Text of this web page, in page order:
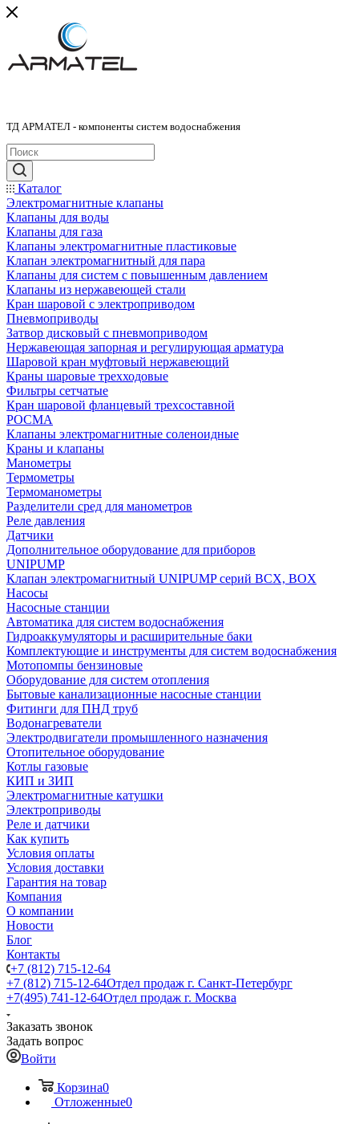
ТД АРМАТЕЛ - компоненты систем водоснабжения
Каталог
Электромагнитные клапаны
Клапаны для воды
Клапаны для газа
Клапаны электромагнитные пластиковые
Клапан электромагнитный для пара
Клапаны для систем с повышенным давлением
Клапаны из нержавеющей стали
Кран шаровой с электроприводом
Пневмоприводы
Затвор дисковый с пневмоприводом
Нержавеющая запорная и регулирующая арматура
Шаровой кран муфтовый нержавеющий
Краны шаровые трехходовые
Фильтры сетчатые
Кран шаровой фланцевый трехсоставной
РОСМА
Клапаны электромагнитные соленоидные
Краны и клапаны
Манометры
Термометры
Термоманометры
Разделители сред для манометров
Реле давления
Датчики
Дополнительное оборудование для приборов
UNIPUMP
Клапан электромагнитный UNIPUMP серий BCX, BOX
Насосы
Насосные станции
Автоматика для систем водоснабжения
Гидроаккумуляторы и расширительные баки
Комплектующие и инструменты для систем водоснабжения
Мотопомпы бензиновые
Оборудование для систем отопления
Бытовые канализационные насосные станции
Фитинги для ПНД труб
Водонагреватели
Электродвигатели промышленного назначения
Отопительное оборудование
Котлы газовые
КИП и ЗИП
Электромагнитные катушки
Электроприводы
Реле и датчики
Как купить
Условия оплаты
Условия доставки
Гарантия на товар
Компания
О компании
Новости
Блог
Контакты
+7 (812) 715-12-64
+7 (812) 715-12-64Отдел продаж г. Санкт-Петербург
+7(495) 741-12-64Отдел продаж г. Москва
Заказать звонок
Задать вопрос
Войти
Корзина0
Отложенные0